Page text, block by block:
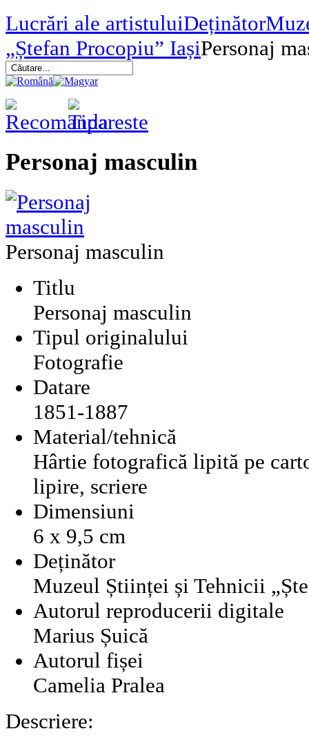
Lucrări ale artistuluiDeținător
„Ștefan Procopiu” IașiPersonaj
Personaj masculin
Personaj masculin
Titlu
Personaj masculin
Tipul originalului
Fotografie
Datare
1851-1887
Material/tehnică
Hârtie fotografică lipită pe
lipire, scriere
Dimensiuni
6 x 9,5 cm
Deținător
Muzeul Științei și Tehnicii
Autorul reproducerii digitale
Marius Șuică
Autorul fișei
Camelia Pralea
Descriere: